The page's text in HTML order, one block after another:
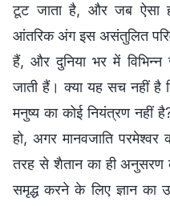
टूट जाता है, और जब ऐसा
आंतरिक अंग इस असंतुलित
हैं, और दुनिया भर में विभिन्न
जाती हैं। क्या यह सच नहीं है
मनुष्य का कोई नियंत्रण
हो, अगर मानवजाति
तरह से शैतान का ही अनुसरण
समृद्ध करने के लिए ज्ञान का